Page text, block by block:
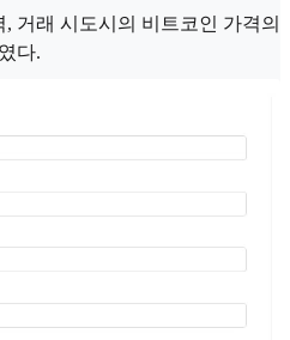
거래 시도시의 비트코인 가격의
다.